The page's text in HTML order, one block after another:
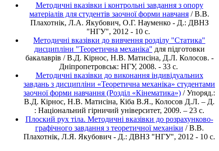
Методичні вказівки і контрольні завдання з опору
матеріалів для студентів заочної форми навчаня / В.В.
Плахотнік, Л.А. Якубович, О.Г. Науменко - Д.: ДВНЗ
"НГУ", 2012 - 10 с.
Методичні вказівки до вивчення розділу "Статика"
дисципліни "Теоретична механіка" для підготовки
бакалаврів / В.Д. Кірнос, Н.В. Матисіна, Д.Л. Колосов. -
Дніпропетровськ: НГУ, 2008. - 33 с.
Методичні вказівки до виконання індивідуальних
завдань з дисципліни «Теоретична механіка» студентами
заочної форми навчання (Розділ «Кінематика») / Упоряд.:
В.Д. Кірнос, Н.В. Матисіна, Кіба В.Я., Колосов Д.Л. – Д.
: Національний гірничий університет, 2009. – 23 с.
Плоский рух тіла. Методичні вказівки до розрахунково-
графічного завдання з теоретичної механіки / В.В.
Плахотнік, Л.Я. Якубович - Д.: ДВНЗ "НГУ", 2012 - 10 с.